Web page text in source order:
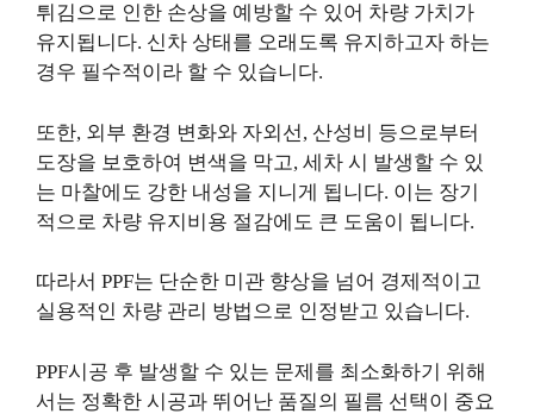
튀김으로 인한 손상을 예방할 수 있어 차량 가치가
유지됩니다. 신차 상태를 오래도록 유지하고자 하는
경우 필수적이라 할 수 있습니다.
또한, 외부 환경 변화와 자외선, 산성비 등으로부터
도장을 보호하여 변색을 막고, 세차 시 발생할 수 있
는 마찰에도 강한 내성을 지니게 됩니다. 이는 장기
적으로 차량 유지비용 절감에도 큰 도움이 됩니다.
따라서 PPF는 단순한 미관 향상을 넘어 경제적이고
실용적인 차량 관리 방법으로 인정받고 있습니다.
PPF시공 후 발생할 수 있는 문제를 최소화하기 위해
서는 정확한 시공과 뛰어난 품질의 필름 선택이 중요